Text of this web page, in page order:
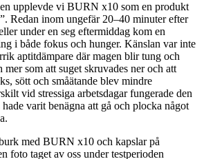
upplevde vi BURN x10 som en produkt
Redan inom ungefär 20–40 minuter efter
under en seg eftermiddag kom en
i både fokus och hunger. Känslan var inte
aptitdämpare där magen blir tung och
som att suget skruvades ner och att
sött och småätande blev mindre
vid stressiga arbetsdagar fungerade den
varit benägna att gå och plocka något